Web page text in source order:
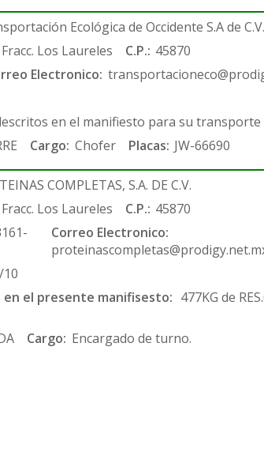
Ecológica de Occidente S.A de C.V.
Fracc. Los Laureles C.P.: 45870
Electronico:
en el manifiesto para su transporte
Cargo: Chofer Placas: JW-66690
COMPLETAS, S.A. DE C.V.
Fracc. Los Laureles C.P.: 45870
Correo Electronico:
10
en el presente manifisesto: 477KG de
Cargo: Encargado de turno.